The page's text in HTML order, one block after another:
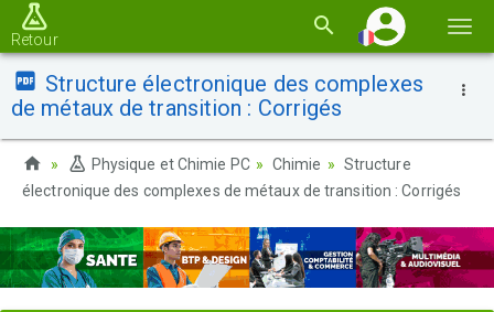
la
Retour
Structure électronique des complexes
de métaux de transition : Corrigés
Physique et Chimie PC Chimie
Structure
électronique des complexes de métaux de transition : Corrigés